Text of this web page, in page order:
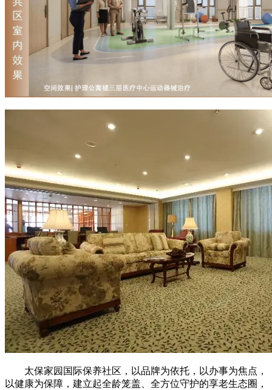
太保家园国际保养社区，以品牌为依托，以办事为焦点，
以健康为保障，建立起全龄笼盖、全方位守护的享老生态圈，